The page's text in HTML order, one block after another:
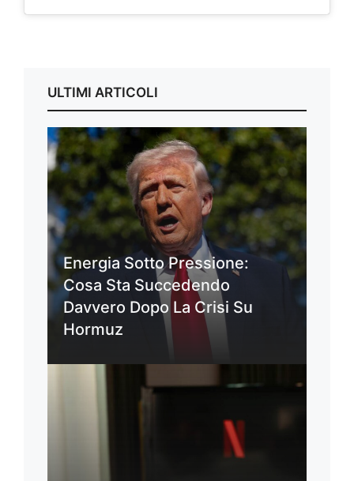
ULTIMI ARTICOLI
Energia Sotto Pressione:
Cosa Sta Succedendo
Davvero Dopo La Crisi Su
Hormuz